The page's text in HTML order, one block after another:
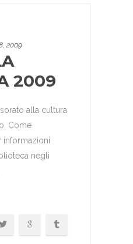
2009
2009
alla cultura
Come
informazioni
negli